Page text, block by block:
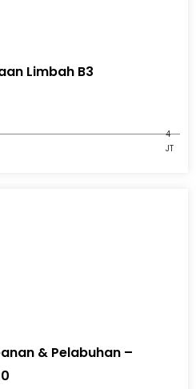
Limbah B3
4
JT
& Pelabuhan –